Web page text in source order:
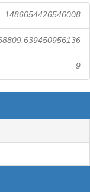
1486654426546008
9